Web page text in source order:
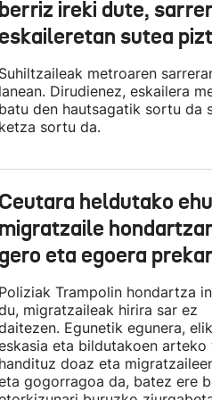
ireki dute,
sutea
metroaren
Dirudienez, eskailera
den hautsagatik sortu da
sortu da.
heldutako
eta egoera
Trampolin hondartza
migratzaileak hirira sar ez
Egunetik egunera,
eta bildutakoen arteko
doaz eta
gogorragoa da, batez ere